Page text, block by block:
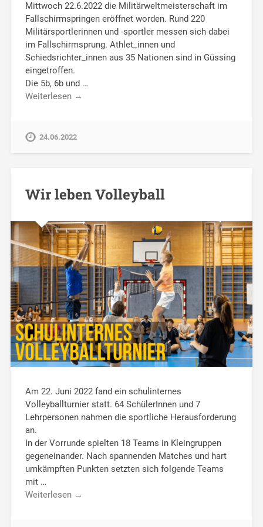
Mittwoch 22.6.2022 die Militärweltmeisterschaft im
Fallschirmspringen eröffnet worden. Rund 220
Militärsportlerinnen und -sportler messen sich dabei
im Fallschirmsprung. Athlet_innen und
Schiedsrichter_innen aus 35 Nationen sind in Güssing
eingetroffen.
Die 5b, 6b und …
Weiterlesen →
24.06.2022
Wir leben Volleyball
Am 22. Juni 2022 fand ein schulinternes
Volleyballturnier statt. 64 SchülerInnen und 7
Lehrpersonen nahmen die sportliche Herausforderung
an.
In der Vorrunde spielten 18 Teams in Kleingruppen
gegeneinander. Nach spannenden Matches und hart
umkämpften Punkten setzten sich folgende Teams
mit …
Weiterlesen →